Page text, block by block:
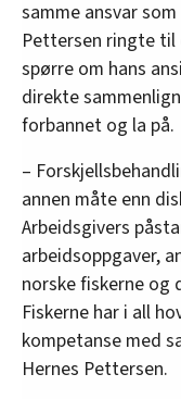
samme ansvar
Pettersen ringte til
spørre om hans
direkte
forbannet og la på.
–
annen måte enn
Arbeidsgivers
arbeidsoppgaver,
norske fiskerne og
Fiskerne har i all
kompetanse med
Hernes Pettersen.